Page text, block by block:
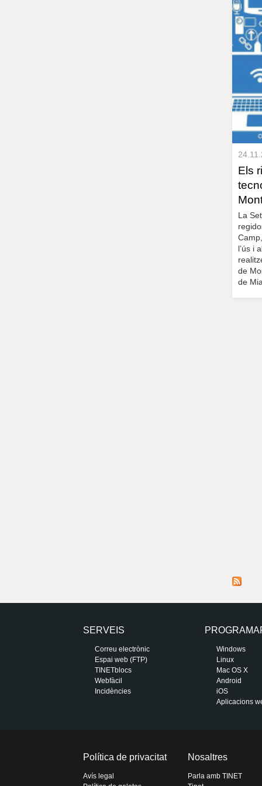
Els
La
l’ús i
de
de
SERVEIS
Correu electrònic
Espai web (FTP)
TINETblocs
Webfàcil
Incidències
Windows
Linux
Mac OS X
Android
iOS
Aplicacions
Política de privacitat
Avís legal
Nosaltres
Parla amb TINET